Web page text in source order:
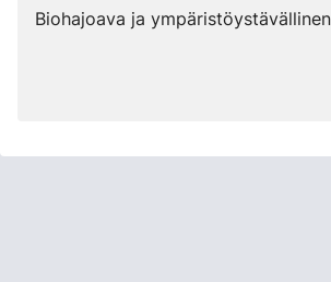
Biohajoava ja